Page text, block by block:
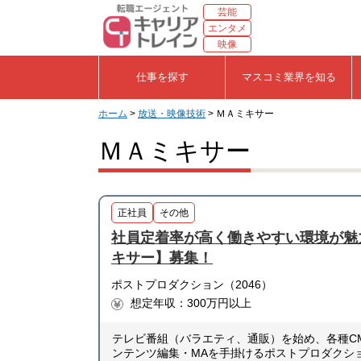
芸能
エンタメ
映像
仕事を探す マスコミ業界を知る
ホーム > 放送・映像技術 > ＭＡミキサー
ＭＡミキサー
正社員 その他
社員定着率が高く働きやすい環境が
キサー】募集！
ポストプロダクション（2046）
想定年収：300万円以上
テレビ番組（バラエティ、通販）を始め、各種
ンテンツ編集・MAを手掛けるポストプロダクシ